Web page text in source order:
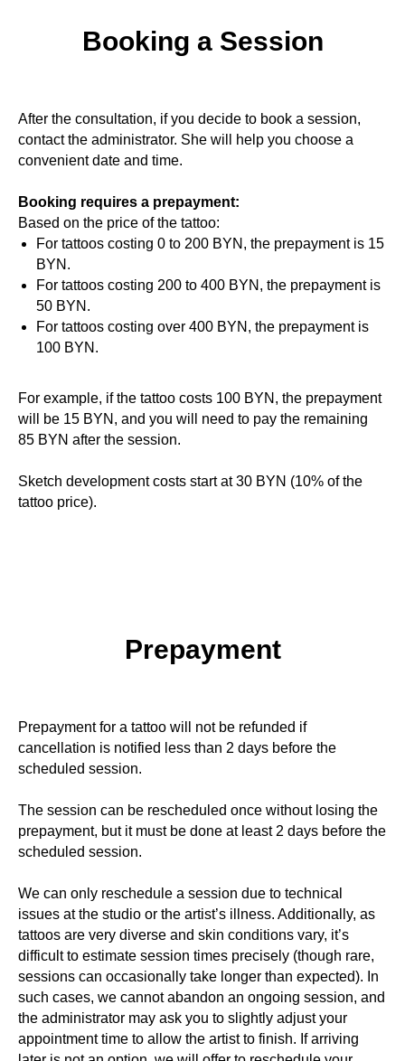
Booking a Session
After the consultation, if you decide to book a session,
contact the administrator. She will help you choose a
convenient date and time.
Booking requires a prepayment:
Based on the price of the tattoo:
For tattoos costing 0 to 200 BYN, the prepayment is 15
BYN.
For tattoos costing 200 to 400 BYN, the prepayment is
50 BYN.
For tattoos costing over 400 BYN, the prepayment is
100 BYN.
For example, if the tattoo costs 100 BYN, the prepayment
will be 15 BYN, and you will need to pay the remaining
85 BYN after the session.
Sketch development costs start at 30 BYN (10% of the
tattoo price).
Prepayment
Prepayment for a tattoo will not be refunded if
cancellation is notified less than 2 days before the
scheduled session.
The session can be rescheduled once without losing the
prepayment, but it must be done at least 2 days before the
scheduled session.
We can only reschedule a session due to technical
issues at the studio or the artist’s illness. Additionally, as
tattoos are very diverse and skin conditions vary, it’s
difficult to estimate session times precisely (though rare,
sessions can occasionally take longer than expected). In
such cases, we cannot abandon an ongoing session, and
the administrator may ask you to slightly adjust your
appointment time to allow the artist to finish. If arriving